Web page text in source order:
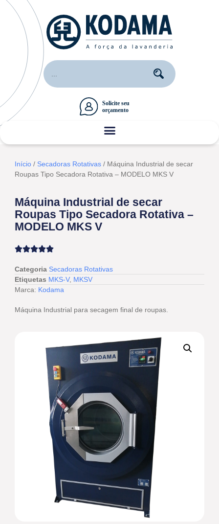
Início / Secadoras Rotativas / Máquina Industrial de secar
Roupas Tipo Secadora Rotativa – MODELO MKS V
Máquina Industrial de secar
Roupas Tipo Secadora Rotativa –
MODELO MKS V
Categoria Secadoras Rotativas
Etiquetas MKS-V, MKSV
Marca: Kodama
Máquina Industrial para secagem final de roupas.